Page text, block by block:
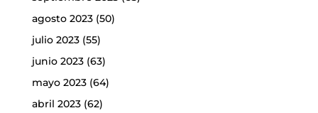
agosto 2023(50)
julio 2023(55)
junio 2023(63)
mayo 2023(64)
abril 2023(62)